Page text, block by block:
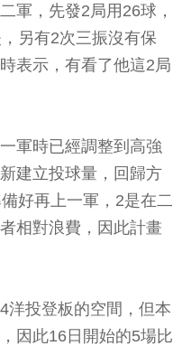
軍，先發2局用26球，
另有2次三振沒有保
表示，有看了他這2局
軍時已經調整到高強
建立投球量，回歸方
好再上一軍，2是在二
相對浪費，因此計畫
洋投登板的空間，但本
因此16日開始的5場比